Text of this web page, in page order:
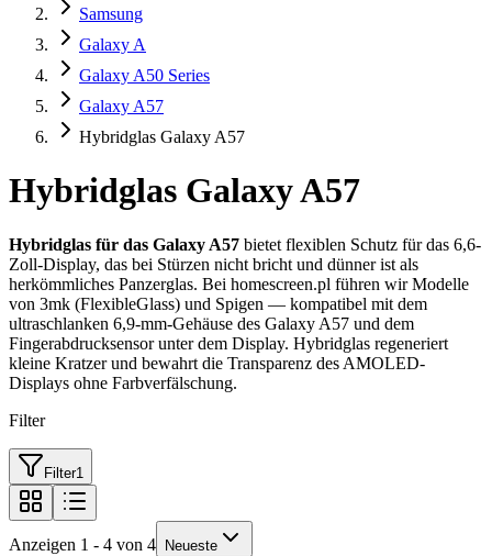
Samsung
Galaxy A
Galaxy A50 Series
Galaxy A57
Hybridglas Galaxy A57
Hybridglas Galaxy A57
Hybridglas für das Galaxy A57 bietet flexiblen Schutz für das 6,6-
Zoll-Display, das bei Stürzen nicht bricht und dünner ist als
herkömmliches Panzerglas. Bei homescreen.pl führen wir Modelle
von 3mk (FlexibleGlass) und Spigen — kompatibel mit dem
ultraschlanken 6,9-mm-Gehäuse des Galaxy A57 und dem
Fingerabdrucksensor unter dem Display. Hybridglas regeneriert
kleine Kratzer und bewahrt die Transparenz des AMOLED-
Displays ohne Farbverfälschung.
Filter
Filter1
Anzeigen 1 - 4 von 4 Neueste